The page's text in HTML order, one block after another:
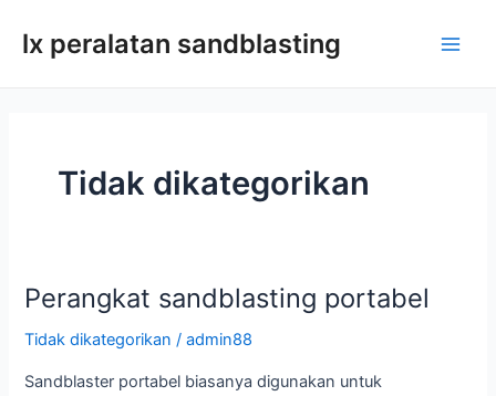
konten
lx peralatan sandblasting
Tidak dikategorikan
Perangkat sandblasting portabel
Tidak dikategorikan /admin88
Sandblaster portabel biasanya digunakan untuk